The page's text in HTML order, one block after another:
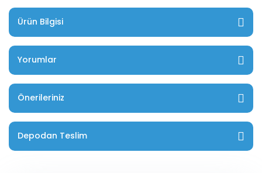
Ürün Bilgisi
Yorumlar
Önerileriniz
Depodan Teslim